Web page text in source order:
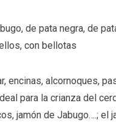
de pata negra, de
con bellotas
encinas, alcornoques,
para la crianza del
jamón de Jabugo….; el